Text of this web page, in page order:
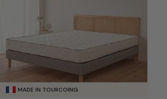
MADE IN TOURCOING